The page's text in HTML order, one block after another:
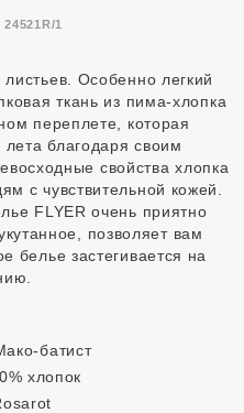
24521R/1
Особенно легкий
ткань из пима-хлопка
переплете, которая
благодаря своим
свойства хлопка
с чувствительной кожей.
FLYER очень приятно
позволяет вам
белье застегивается на
батист
хлопок